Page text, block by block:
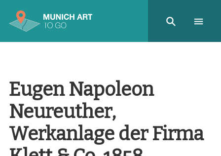
Eugen Napoleon
Neureuther,
Werkanlage der Firma